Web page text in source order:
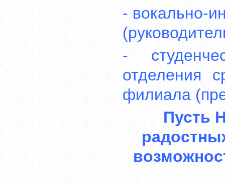
- вокально-
-
отделения
филиала
Пусть